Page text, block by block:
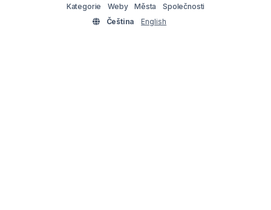
Kategorie
Weby Města
Společnosti
Čeština
English